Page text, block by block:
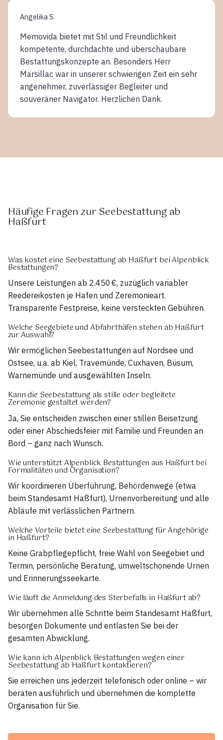
Angelika S.
Memovida bietet mit Stil und Freundlichkeit
kompetente, durchdachte und überschaubare
Bestattungskonzepte an. Besonders Herr
Marsillac war in unserer schwierigen Zeit ein sehr
angenehmer, zuverlässiger Begleiter und
souveräner Navigator. Herzlichen Dank.
Häufige Fragen zur Seebestattung ab
Haßfurt
Was kostet eine Seebestattung ab Haßfurt bei Alpenblick
Bestattungen?
Unsere Leistungen ab 2.450 €, zuzüglich variabler
Reedereikosten je Hafen und Zeremonieart.
Transparente Festpreise, keine versteckten Gebühren.
Welche Seegebiete und Abfahrthäfen stehen ab Haßfurt
zur Auswahl?
Wir ermöglichen Seebestattungen auf Nordsee und
Ostsee, u.a. ab Kiel, Travemünde, Cuxhaven, Büsum,
Warnemünde und ausgewählten Inseln.
Kann die Seebestattung als stille oder begleitete
Zeremonie gestaltet werden?
Ja, Sie entscheiden zwischen einer stillen Beisetzung
oder einer Abschiedsfeier mit Familie und Freunden an
Bord – ganz nach Wunsch.
Wie unterstützt Alpenblick Bestattungen aus Haßfurt bei
Formalitäten und Organisation?
Wir koordinieren Überführung, Behördenwege (etwa
beim Standesamt Haßfurt), Urnenvorbereitung und alle
Abläufe mit verlässlichen Partnern.
Welche Vorteile bietet eine Seebestattung für Angehörige
in Haßfurt?
Keine Grabpflegepflicht, freie Wahl von Seegebiet und
Termin, persönliche Beratung, umweltschonende Urnen
und Erinnerungsseekarte.
Wie läuft die Anmeldung des Sterbefalls in Haßfurt ab?
Wir übernehmen alle Schritte beim Standesamt Haßfurt,
besorgen Dokumente und entlasten Sie bei der
gesamten Abwicklung.
Wie kann ich Alpenblick Bestattungen wegen einer
Seebestattung ab Haßfurt kontaktieren?
Sie erreichen uns jederzeit telefonisch oder online – wir
beraten ausführlich und übernehmen die komplette
Organisation für Sie.